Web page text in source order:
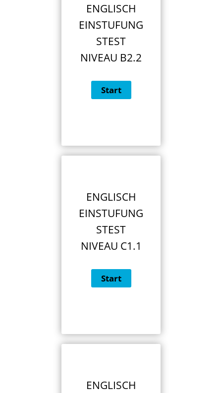
ENGLISCH
EINSTUFUNG
STEST
NIVEAU B2.2
ENGLISCH
EINSTUFUNG
STEST
NIVEAU C1.1
ENGLISCH